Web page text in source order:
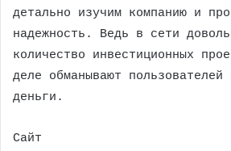
детально изучим компанию и
надежность. Ведь в сети
количество инвестиционных
деле обманывают пользователей
деньги.
Сайт